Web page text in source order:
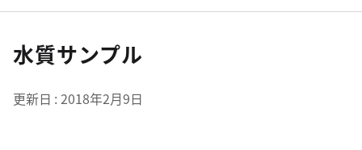
水質サンプル
更新日 2018年2月9日